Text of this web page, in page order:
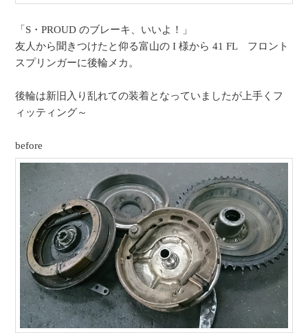
「S・PROUD のブレーキ、いいよ！」
友人から聞きつけたと仰る富山の I 様から 41 FL フロント
スプリンガーに後輪メカ。
後輪は新旧入り乱れての装着となっていましたが上手くフ
ィッティング～
before